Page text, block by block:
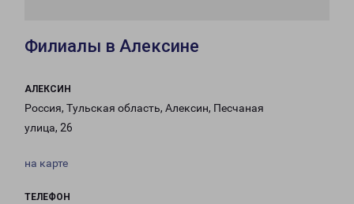
Филиалы в Алексине
АЛЕКСИН
Россия, Тульская область, Алексин, Песчаная
улица, 26
на карте
ТЕЛЕФОН